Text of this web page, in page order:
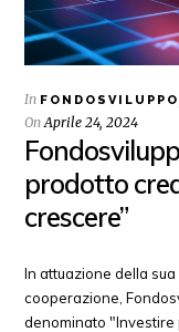
In FONDOSVILUPPO
OnAprile 24, 2024
prodotto
crescere”
In attuazione della
cooperazione,
denominato "Investire